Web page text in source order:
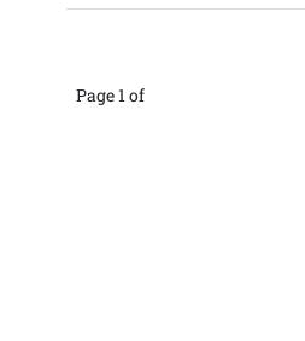
Page 1 of